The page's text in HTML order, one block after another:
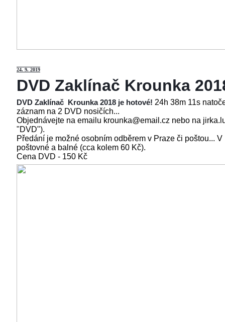
24. 9. 2019
DVD Zaklínač Krounka
DVD Zaklínač Krounka 2018 je hotové! 24h 38m 11s
záznam na 2 DVD nosičích...
Objednávejte na emailu krounka@email.cz nebo na
"DVD").
Předání je možné osobním odběrem v Praze či poštou...
poštovné a balné (cca kolem 60 Kč).
Cena DVD - 150 Kč